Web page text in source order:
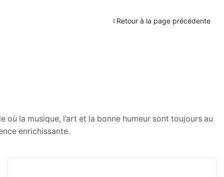
Retour à la page précédente
la musique, l’art et la bonne humeur sont toujours au
enrichissante.